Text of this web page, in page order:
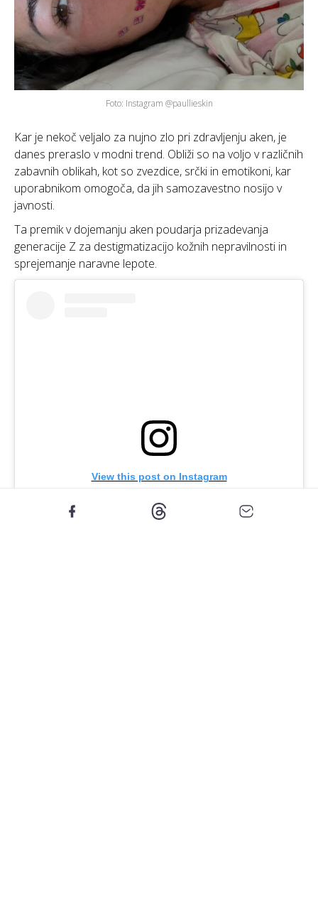
Foto: Instagram @paullieskin
Kar je nekoč veljalo za nujno zlo pri zdravljenju aken, je
danes preraslo v modni trend. Obliži so na voljo v različnih
zabavnih oblikah, kot so zvezdice, srčki in emotikoni, kar
uporabnikom omogoča, da jih samozavestno nosijo v
javnosti.
Ta premik v dojemanju aken poudarja prizadevanja
generacije Z za destigmatizacijo kožnih nepravilnosti in
sprejemanje naravne lepote.
View this post on Instagram